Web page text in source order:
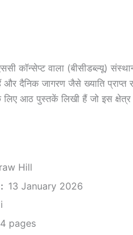
कॉन्सेप्ट वाला (बीसीडब्ल्यू)
और दैनिक जागरण जैसे ख्याति
लिए आठ पुस्तकें लिखी हैं जो इस क्षेत्र
Hill
Publication date ‏ : ‎ 13 January 2026
pages